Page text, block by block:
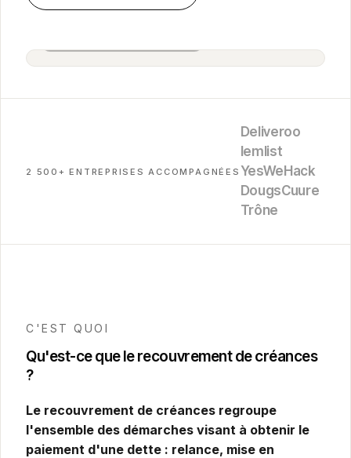
2 500+ ENTREPRISES ACCOMPAGNÉES
Deliveroo
lemlist
YesWeHack
DougsCuure
Trône
C'EST QUOI
Qu'est-ce que le recouvrement de créances
?
Le recouvrement de créances regroupe
l'ensemble des démarches visant à obtenir le
paiement d'une dette : relance, mise en